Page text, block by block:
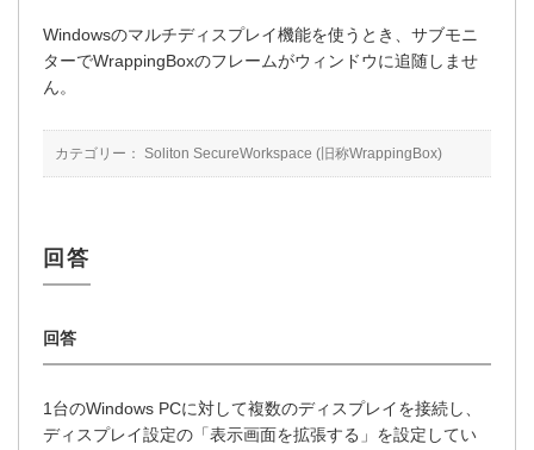
Windowsのマルチディスプレイ機能を使うとき、サブモニ
ターでWrappingBoxのフレームがウィンドウに追随しませ
ん。
カテゴリー： Soliton SecureWorkspace (旧称WrappingBox)
1台のWindows PCに対して複数のディスプレイを接続し、
ディスプレイ設定の「表示画面を拡張する」を設定してい